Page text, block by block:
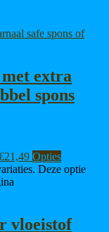
extra
spons
Opties
Deze optie
vloeistof